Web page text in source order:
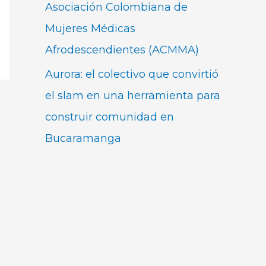
Asociación Colombiana de
Mujeres Médicas
Afrodescendientes (ACMMA)
Aurora: el colectivo que convirtió
el slam en una herramienta para
construir comunidad en
Bucaramanga